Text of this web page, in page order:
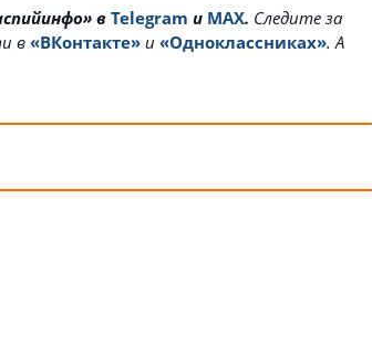
в Telegram и MAX. Cледите за
в «ВКонтакте» и «Одноклассниках». А